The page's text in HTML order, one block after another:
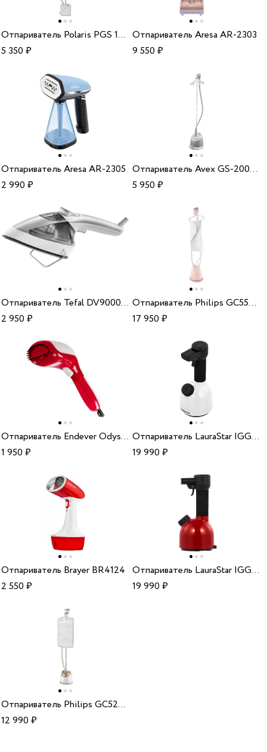
Отпариватель Polaris PGS 1820VA
5 350₽
Отпариватель Aresa AR-2303
9 550₽
Отпариватель Aresa AR-2305
2 990₽
Отпариватель Avex GS-2000 grey
5 950₽
Отпариватель Tefal DV9000E0
2 950₽
Отпариватель Philips GC552/40
17 950₽
Отпариватель Endever Odyssey Q-426
1 950₽
Отпариватель LauraStar IGGI Pure White
19 990₽
Отпариватель Brayer BR4124
2 550₽
Отпариватель LauraStar IGGI Intense Red
19 990₽
Отпариватель Philips GC524/60
12 990₽